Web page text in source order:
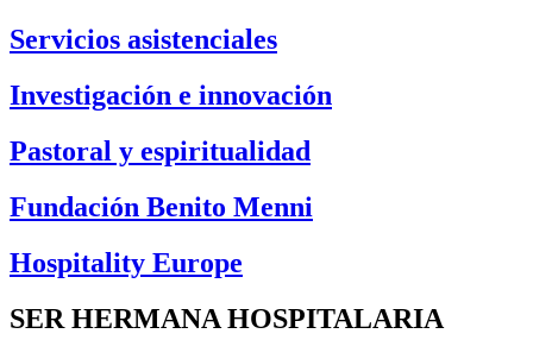
Servicios asistenciales
Investigación e innovación
Pastoral y espiritualidad
Fundación Benito Menni
Hospitality Europe
SER HERMANA HOSPITALARIA